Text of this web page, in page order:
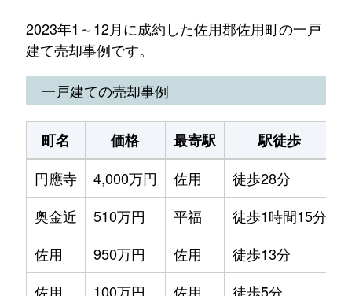
2023年1～12月に成約した佐用郡佐用町の一戸
建て売却事例です。
一戸建ての売却事例
町名 価格 最寄駅 駅徒歩
円應寺
4,000万円 佐用 徒歩28分
奥金近
510万円 平福 徒歩1時間15分
佐用
950万円 佐用 徒歩13分
佐用
100万円 佐用 徒歩5分